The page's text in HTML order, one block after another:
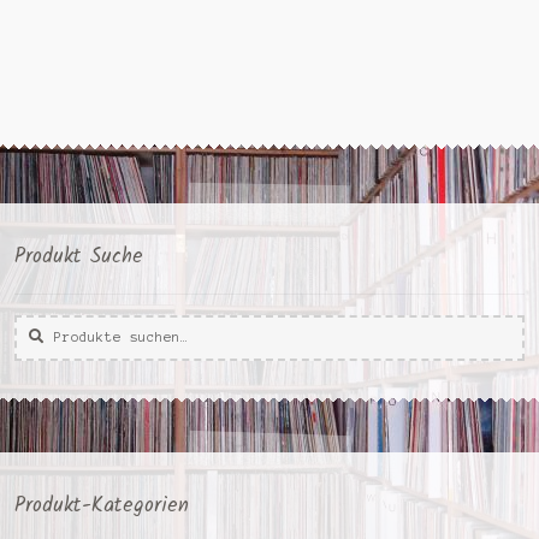
Produkt Suche
Suche
nach:
Suche
Produkt-Kategorien